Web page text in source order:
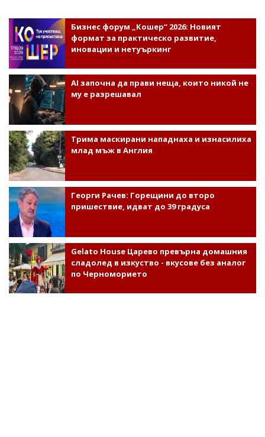
Бизнес форум „Кошер“ 2026: Новият
формат за практическо развитие,
иновации и нетуъркинг
AI започна да прави неща, които никой не
му е разрешавал
Трима маскирани нападнаха и изнасилиха
млад мъж в Англия
Георги Рачев: Горещини до второ
пришествие, идват до 39 градуса
Gelato House Царево превърна домашния
сладолед в изкуство - вкусове без аналог
по Черноморието